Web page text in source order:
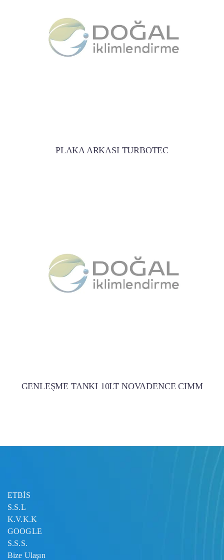
PLAKA ARKASI TURBOTEC
GENLEŞME TANKI 10LT NOVADENCE CIMM
ETBİS
S.S.L
K.V.K.K
GOOGLE
S.S.S.
Bize Ulaşın